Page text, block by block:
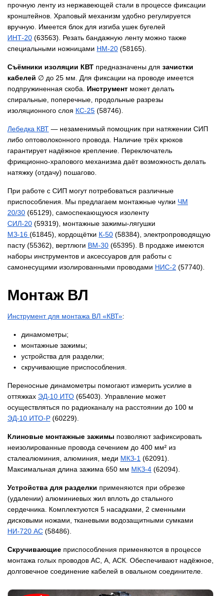
прочную ленту из нержавеющей стали в процессе фиксации
кронштейнов. Храповый механизм удобно регулируется
вручную. Имеется блок для изгиба ушек бугелей
ИНТ-20 (63563). Резать бандажную ленту можно также
специальными ножницами ​НМ-20 (58165).
Съёмники изоляции КВТ предназначены для зачистки
кабелей ∅ до 25 мм. Для фиксации на проводе имеется
подпружиненная скоба. Инструмент может делать
спиральные, поперечные, продольные разрезы
изоляционного слоя ​КС-25 (58746).
​Лебедка КВТ — незаменимый помощник при натяжении СИП
либо оптоволоконного провода. Наличие трёх крюков
гарантирует надёжное крепление. Переключатель
фрикционно-храпового механизма даёт возможность делать
натяжку (отдачу) пошагово.
При работе с СИП могут потребоваться различные
приспособления. Мы предлагаем монтажные чулки ЧМ
20/30 (65129), самоспекающуюся изоленту
СИЛ-20 (59319), монтажные зажимы-лягушки
МЗ-16 (61845), кордощётки К-50 (58384), электропроводящую
пасту (55362), вертлюги ВМ-30 (65395). В продаже имеются
наборы инструментов и аксессуаров для работы с
самонесущими изолированными проводами НИС-2 (57740).
Монтаж ВЛ
​Инструмент для монтажа ВЛ «КВТ»:
динамометры;
монтажные зажимы;
устройства для разделки;
скручивающие приспособления.
Переносные динамометры помогают измерить усилие в
оттяжках ​ЭД-10 ИТО (65403). Управление может
осуществляться по радиоканалу на расстоянии до 100 м
ЭД-10 ИТО-Р (60229).
Клиновые монтажные зажимы позволяют зафиксировать
неизолированные провода сечением до 400 мм² из
сталеалюминия, алюминия, меди ​МКЗ-1 (62091).
Максимальная длина зажима 650 мм ​МКЗ-4 (62094).
Устройства для разделки применяются при обрезке
(удалении) алюминиевых жил вплоть до стального
сердечника. Комплектуются 5 насадками, 2 сменными
дисковыми ножами, тканевыми водозащитными сумками
НИ-720 АС (58486).
Скручивающие приспособления применяются в процессе
монтажа голых проводов АС, А, АСК. Обеспечивают надёжное,
долговечное соединение кабелей в овальном соединителе.